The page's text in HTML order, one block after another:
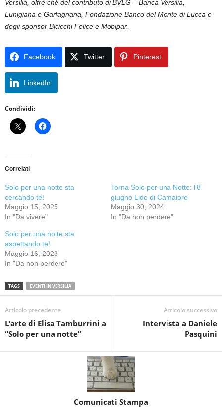
Versilia, oltre ché del contributo di BVLG – Banca Versilia,
Lunigiana e Garfagnana, Fondazione Banco del Monte di Lucca e
degli sponsor Bicicchi Felice e Mobipar.
Facebook Twitter Pinterest
LinkedIn
Condividi:
Correlati
Solo per una notte sta
cercando te!
Maggio 15, 2025
In "Da vivere"
Torna Solo per una Notte: l’8
giugno Lido di Camaiore
Maggio 30, 2024
In "Da non perdere"
Solo per una notte sta
aspettando te!
Maggio 16, 2023
In "Da non perdere"
TAGS EVENTI IN VERSILIA
Articolo precedente
L’arte di Elisa Tamburrini a
“Solo per una notte”
Articolo successivo
Intervista a Daniele
Pasquini
Comunicati Stampa